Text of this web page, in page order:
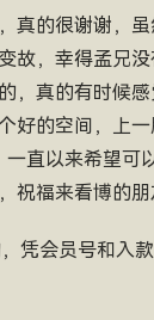
真的很谢谢，
故，幸得孟兄
，真的有时候
好的空间，上
直以来希望可
祝福来看博的朋
凭会员号和入款